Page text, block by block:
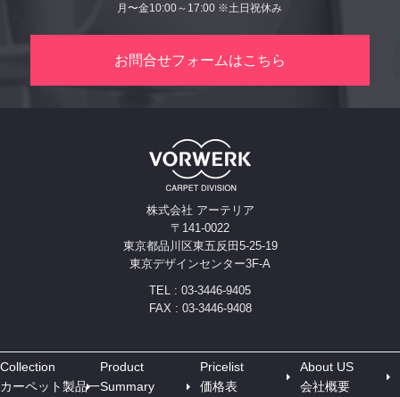
月〜金10:00～17:00 ※土日祝休み
お問合せフォームはこちら
株式会社 アーテリア
〒141-0022
東京都品川区東五反田5-25-19
東京デザインセンター3F-A
TEL : 03-3446-9405
FAX : 03-3446-9408
Collection
カーペット製品一
Product
Summary
Pricelist
価格表
About US
会社概要